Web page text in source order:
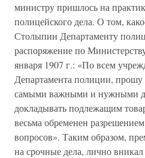
министру пришлось на
полицейского дела. О том,
Столыпин Департаменту
распоряжение по
января 1907 г.: «По всем
Департамента полиции, прошу
самыми важными и нужными
докладывать подлежащим
весьма обременен
вопросов». Таким образом,
на срочные дела, лично